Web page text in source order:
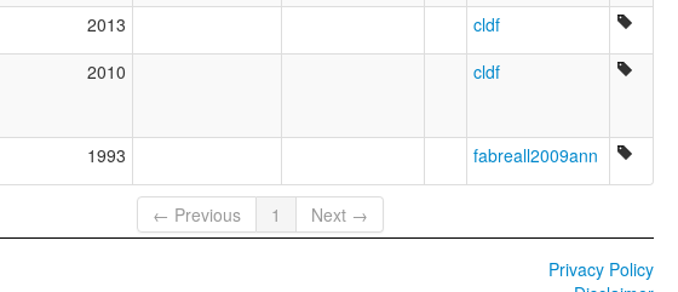
2013 cldf
2010 cldf
1993 fabreall2009ann
← Previous 1 Next →
Privacy Policy